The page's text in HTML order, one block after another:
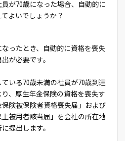
が70歳になった場合、自動的に
よいでしょうか？
ったとき、自動的に資格を喪失
が必要です。
いる70歳未満の社員が70歳到達
り、厚生年金保険の資格を喪失す
険被保険者資格喪失届」および
上被用者該当届」を会社の所在地
提出します。